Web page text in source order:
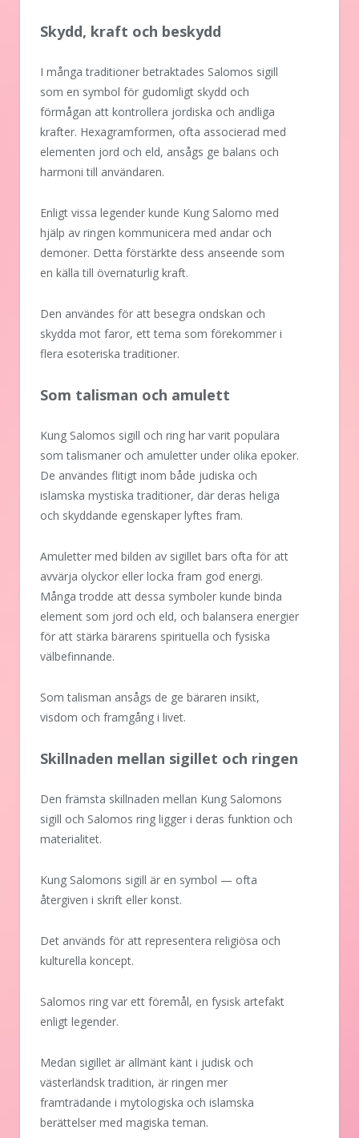
Skydd, kraft och beskydd
I många traditioner betraktades Salomos sigill
som en symbol för gudomligt skydd och
förmågan att kontrollera jordiska och andliga
krafter. Hexagramformen, ofta associerad med
elementen jord och eld, ansågs ge balans och
harmoni till användaren.
Enligt vissa legender kunde Kung Salomo med
hjälp av ringen kommunicera med andar och
demoner. Detta förstärkte dess anseende som
en källa till övernaturlig kraft.
Den användes för att besegra ondskan och
skydda mot faror, ett tema som förekommer i
flera esoteriska traditioner.
Som talisman och amulett
Kung Salomos sigill och ring har varit populära
som talismaner och amuletter under olika epoker.
De användes flitigt inom både judiska och
islamska mystiska traditioner, där deras heliga
och skyddande egenskaper lyftes fram.
Amuletter med bilden av sigillet bars ofta för att
avvärja olyckor eller locka fram god energi.
Många trodde att dessa symboler kunde binda
element som jord och eld, och balansera energier
för att stärka bärarens spirituella och fysiska
välbefinnande.
Som talisman ansågs de ge bäraren insikt,
visdom och framgång i livet.
Skillnaden mellan sigillet och ringen
Den främsta skillnaden mellan Kung Salomons
sigill och Salomos ring ligger i deras funktion och
materialitet.
Kung Salomons sigill är en symbol — ofta
återgiven i skrift eller konst.
Det används för att representera religiösa och
kulturella koncept.
Salomos ring var ett föremål, en fysisk artefakt
enligt legender.
Medan sigillet är allmänt känt i judisk och
västerländsk tradition, är ringen mer
framträdande i mytologiska och islamska
berättelser med magiska teman.